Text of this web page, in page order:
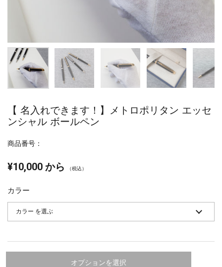
【 名入れできます！】メトロポリタン エッセ
ンシャル ボールペン
商品番号：
¥10,000 から （税込）
カラー
オプションを選択